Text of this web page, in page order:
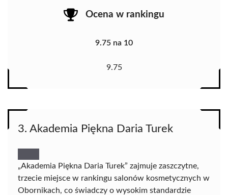
Ocena w rankingu
9.75 na 10
9.75
3. Akademia Piękna Daria Turek
„Akademia Piękna Daria Turek” zajmuje zaszczytne,
trzecie miejsce w rankingu salonów kosmetycznych w
Obornikach, co świadczy o wysokim standardzie